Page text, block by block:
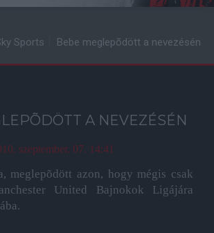
Sports Bebe meglepõdött a nevezésén
A NEVEZÉSÉN
szeptember. 07. 14:41
meglepõdött azon, hogy mégis csak
United Bajnokok Ligájára